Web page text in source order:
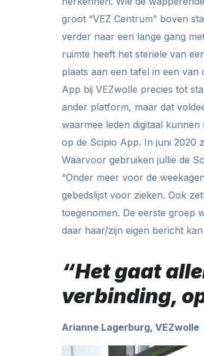
groot “VEZ Centrum” boven
verder naar een lange gang
ruimte heeft het steriele van
plaats aan een tafel in een
App bij VEZwolle precies tot
ander platform, maar dat
waarmee leden digitaal
op de Scipio App. In juni 2020
Waarvoor gebruiken jullie de
“Onder meer voor de
gebedslijst voor zieken. Ook
toegenomen. De eerste groep
daar haar/zijn eigen bericht
“Het gaat
verbinding,
Arianne Lagerburg, VEZwolle